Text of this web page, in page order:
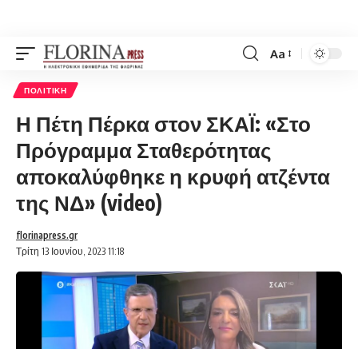
Font
Aa
ΠΟΛΙΤΙΚΉ
Η Πέτη Πέρκα στον ΣΚΑΪ: «Στο
Πρόγραμμα Σταθερότητας
αποκαλύφθηκε η κρυφή ατζέντα
της ΝΔ» (video)
Τρίτη 13 Ιουνίου, 2023 11:18
florinapress.gr